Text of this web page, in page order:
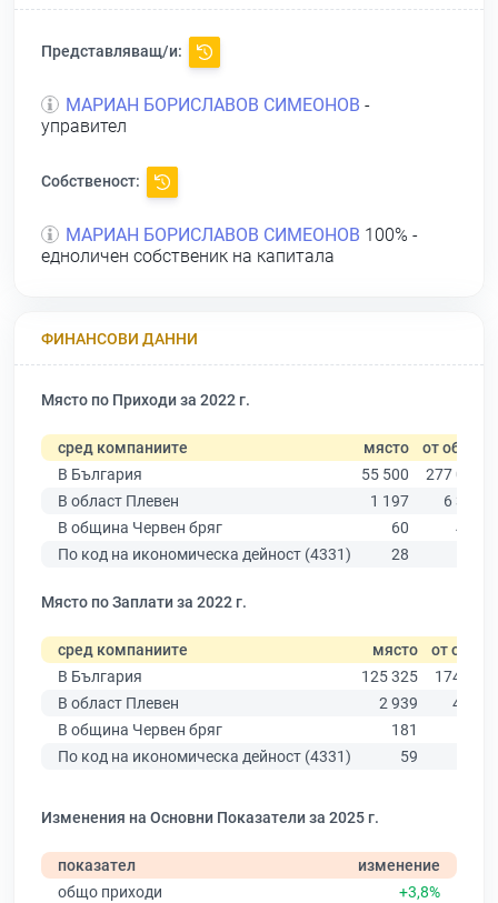
Представляващ/и:
МАРИАН БОРИСЛАВОВ СИМЕОНОВ -
управител
Собственост:
МАРИАН БОРИСЛАВОВ СИМЕОНОВ 100% -
едноличен собственик на капитала
ФИНАНСОВИ ДАННИ
Място по Приходи за 2022 г.
сред компаниите място от общо
В България
55 500
277 019
В област Плевен
1 197
6 347
В община Червен бряг
60
438
По код на икономическа дейност (4331)
28
Място по Заплати за 2022 г.
сред компаниите място
от общо
В България
125 325
174 403
В област Плевен
2 939
4 191
В община Червен бряг
181
По код на икономическа дейност (4331)
59
Изменения на Основни Показатели за 2025 г.
показател
изменение
общо приходи
+3,8%